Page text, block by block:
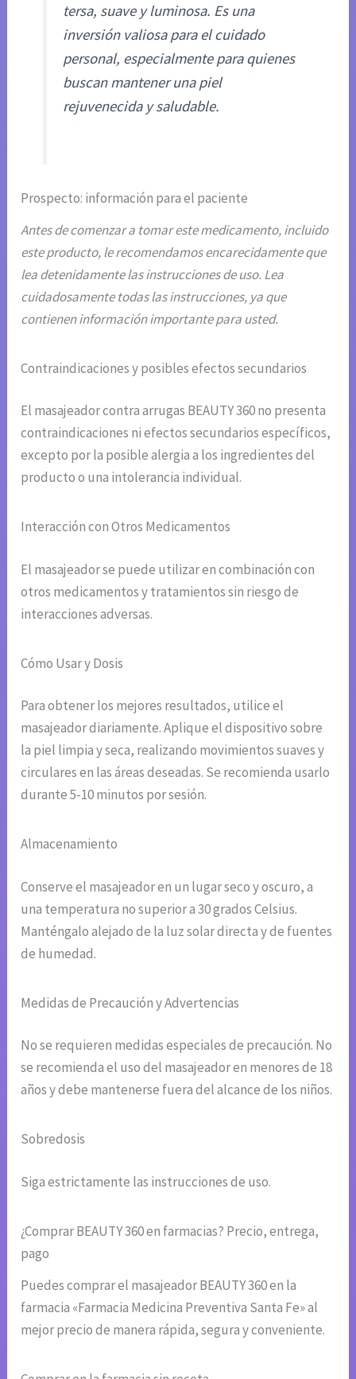
tersa, suave y luminosa. Es una
inversión valiosa para el cuidado
personal, especialmente para quienes
buscan mantener una piel
rejuvenecida y saludable.
Prospecto: información para el paciente
Antes de comenzar a tomar este medicamento, incluido
este producto, le recomendamos encarecidamente que
lea detenidamente las instrucciones de uso. Lea
cuidadosamente todas las instrucciones, ya que
contienen información importante para usted.
Contraindicaciones y posibles efectos secundarios
El masajeador contra arrugas BEAUTY 360 no presenta
contraindicaciones ni efectos secundarios específicos,
excepto por la posible alergia a los ingredientes del
producto o una intolerancia individual.
Interacción con Otros Medicamentos
El masajeador se puede utilizar en combinación con
otros medicamentos y tratamientos sin riesgo de
interacciones adversas.
Cómo Usar y Dosis
Para obtener los mejores resultados, utilice el
masajeador diariamente. Aplique el dispositivo sobre
la piel limpia y seca, realizando movimientos suaves y
circulares en las áreas deseadas. Se recomienda usarlo
durante 5-10 minutos por sesión.
Almacenamiento
Conserve el masajeador en un lugar seco y oscuro, a
una temperatura no superior a 30 grados Celsius.
Manténgalo alejado de la luz solar directa y de fuentes
de humedad.
Medidas de Precaución y Advertencias
No se requieren medidas especiales de precaución. No
se recomienda el uso del masajeador en menores de 18
años y debe mantenerse fuera del alcance de los niños.
Sobredosis
Siga estrictamente las instrucciones de uso.
¿Comprar BEAUTY 360 en farmacias? Precio, entrega,
pago
Puedes comprar el masajeador BEAUTY 360 en la
farmacia «Farmacia Medicina Preventiva Santa Fe» al
mejor precio de manera rápida, segura y conveniente.